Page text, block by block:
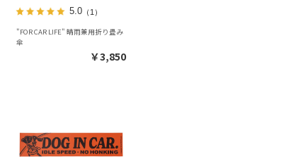
5.0（1）
"FOR CAR LIFE" 晴雨兼用折り畳み
傘
￥3,850